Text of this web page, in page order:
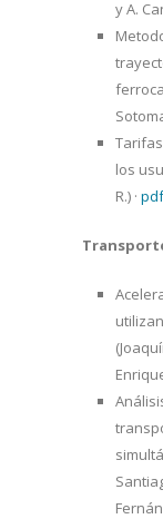
y A.
los
R.) · pdf